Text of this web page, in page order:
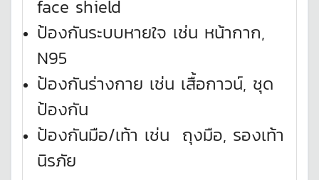
face shield
ป้องกันระบบหายใจ เช่น หน้ากาก,
N95
ป้องกันร่างกาย เช่น เสื้อกาวน์, ชุด
ป้องกัน
ป้องกันมือ/เท้า เช่น ถุงมือ, รองเท้า
นิรภัย